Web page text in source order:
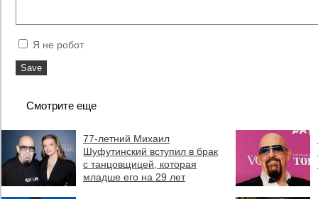
Я не робот
Смотрите еще
77-летний Михаил
Шуфутинский вступил в брак
с танцовщицей, которая
младше его на 29 лет